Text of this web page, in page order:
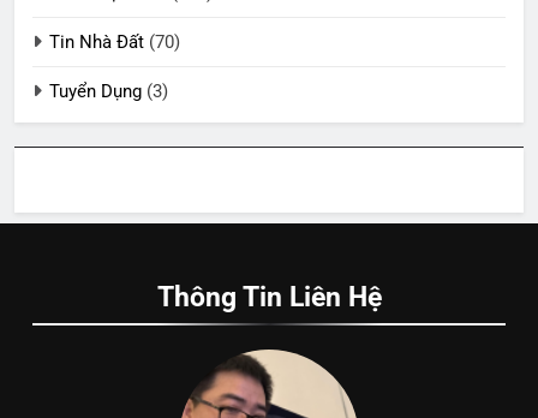
Tin Nhà Đất (70)
Tuyển Dụng (3)
Thông Tin Liên Hệ